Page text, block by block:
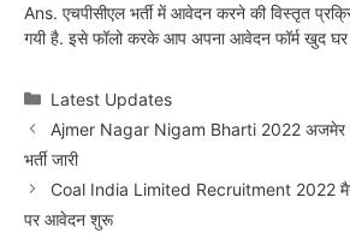
Ans. एचपीसीएल भर्ती में आवेदन करने की विस्तृत
गयी है. इसे फॉलो करके आप अपना आवेदन फॉर्म खुद
Categories
Latest Updates
Ajmer Nagar Nigam Bharti 2022 अजमेर
भर्ती जारी
Coal India Limited Recruitment 2022
पर आवेदन शुरू